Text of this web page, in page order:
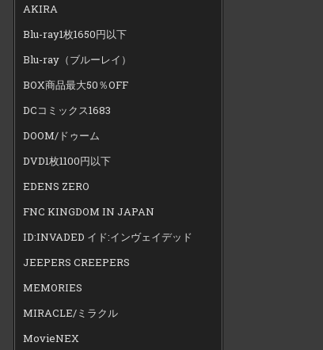
AKIRA
Blu-ray1枚1650円以下
Blu-ray（ブルーレイ）
BOX商品最大50％OFF
DCコミックス1683
DOOM/ドゥーム
DVD1枚1100円以下
EDENS ZERO
FNC KINGDOM IN JAPAN
ID:INVADED イド:インヴェイデッド
JEEPERS CREEPERS
MEMORIES
MIRACLE/ミラクル
MovieNEX